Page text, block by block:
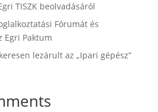
TISZK beolvadásáról
Fórumát és
Egri Paktum
lezárult az „Ipari gépész”